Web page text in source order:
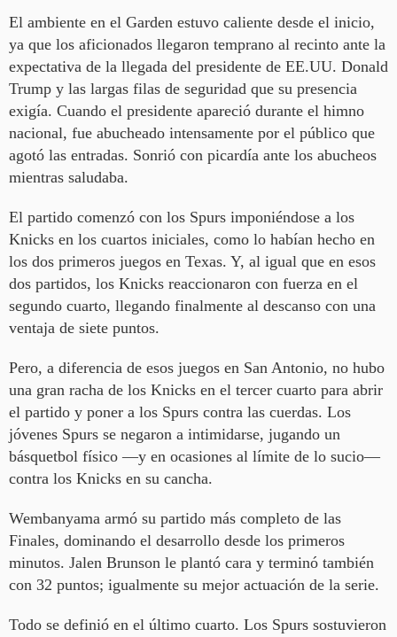
El ambiente en el Garden estuvo caliente desde el inicio,
ya que los aficionados llegaron temprano al recinto ante la
expectativa de la llegada del presidente de EE.UU. Donald
Trump y las largas filas de seguridad que su presencia
exigía. Cuando el presidente apareció durante el himno
nacional, fue abucheado intensamente por el público que
agotó las entradas. Sonrió con picardía ante los abucheos
mientras saludaba.
El partido comenzó con los Spurs imponiéndose a los
Knicks en los cuartos iniciales, como lo habían hecho en
los dos primeros juegos en Texas. Y, al igual que en esos
dos partidos, los Knicks reaccionaron con fuerza en el
segundo cuarto, llegando finalmente al descanso con una
ventaja de siete puntos.
Pero, a diferencia de esos juegos en San Antonio, no hubo
una gran racha de los Knicks en el tercer cuarto para abrir
el partido y poner a los Spurs contra las cuerdas. Los
jóvenes Spurs se negaron a intimidarse, jugando un
básquetbol físico —y en ocasiones al límite de lo sucio—
contra los Knicks en su cancha.
Wembanyama armó su partido más completo de las
Finales, dominando el desarrollo desde los primeros
minutos. Jalen Brunson le plantó cara y terminó también
con 32 puntos; igualmente su mejor actuación de la serie.
Todo se definió en el último cuarto. Los Spurs sostuvieron